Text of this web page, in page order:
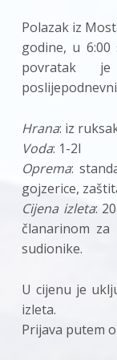
Polazak iz
godine, u
povratak
Hrana: iz
Voda: 1-2l
Oprema:
gojzerice,
Cijena izleta:
članarinom
sudionike.
U cijenu je
izleta.
Prijava putem